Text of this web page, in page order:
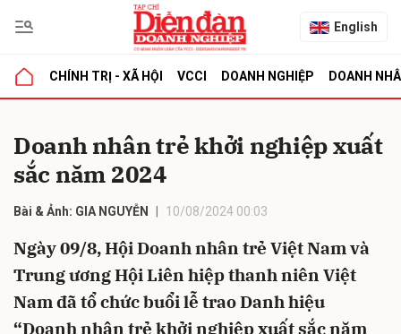
English
CHÍNH TRỊ - XÃ HỘI VCCI DOANH NGHIỆP DOANH
Doanh nhân trẻ khởi nghiệp xuất
sắc năm 2024
Bài & Ảnh: GIA NGUYỄN 10/08/2024 00:03
Ngày 09/8, Hội Doanh nhân trẻ Việt Nam và
Trung ương Hội Liên hiệp thanh niên Việt
Nam đã tổ chức buổi lễ trao Danh hiệu
“Doanh nhân trẻ khởi nghiệp xuất sắc năm
luận
Hủy